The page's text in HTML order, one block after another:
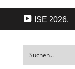
ISE 2026.